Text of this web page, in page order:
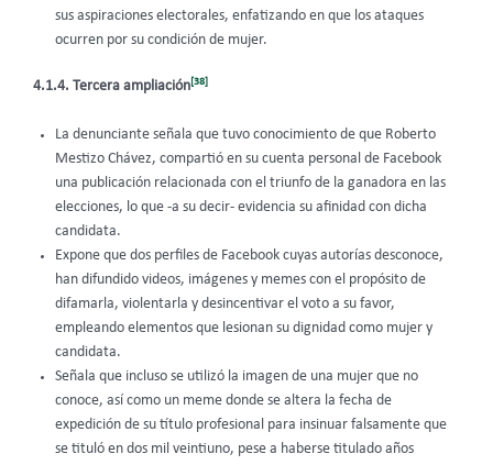
sus aspiraciones electorales, enfatizando en que los ataques
ocurren por su condición de mujer.
4.1.4. Tercera ampliación[38]
La denunciante señala que tuvo conocimiento de que Roberto
Mestizo Chávez, compartió en su cuenta personal de Facebook
una publicación relacionada con el triunfo de la ganadora en las
elecciones, lo que -a su decir- evidencia su afinidad con dicha
candidata.
Expone que dos perfiles de Facebook cuyas autorías desconoce,
han difundido videos, imágenes y memes con el propósito de
difamarla, violentarla y desincentivar el voto a su favor,
empleando elementos que lesionan su dignidad como mujer y
candidata.
Señala que incluso se utilizó la imagen de una mujer que no
conoce, así como un meme donde se altera la fecha de
expedición de su título profesional para insinuar falsamente que
se tituló en dos mil veintiuno, pese a haberse titulado años